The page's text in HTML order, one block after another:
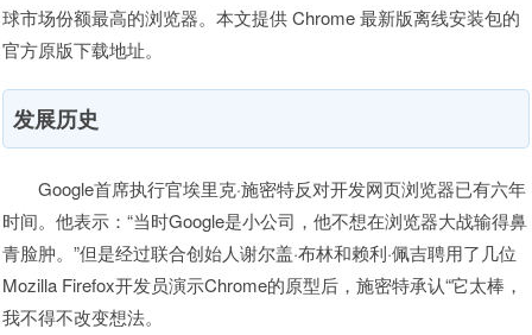
球市场份额最高的浏览器。本文提供 Chrome 最新版离线安装包的
官方原版下载地址。
发展历史
Google首席执行官埃里克·施密特反对开发网页浏览器已有六年
时间。他表示：“当时Google是小公司，他不想在浏览器大战输得鼻
青脸肿。”但是经过联合创始人谢尔盖·布林和赖利·佩吉聘用了几位
Mozilla Firefox开发员演示Chrome的原型后，施密特承认“它太棒，
我不得不改变想法。